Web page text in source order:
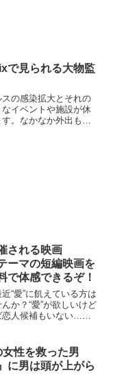
で見られる大物監
の感染拡大とそれの
イベントや施設が休
。なかなか外出もし
される映画
ーマの短編映画を
で体感できるぞ！
“愛”に飢えている方は
か？“愛”が欲しいけど
恋人候補もいない…そ
う！今回紹介させて
性を救った男
に男は頭が上がら